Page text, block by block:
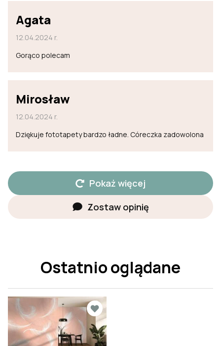
Agata
12.04.2024 r.
Gorąco polecam
Mirosław
12.04.2024 r.
Dziękuje fototapety bardzo ładne. Córeczka zadowolona
Pokaż więcej
Zostaw opinię
Ostatnio oglądane